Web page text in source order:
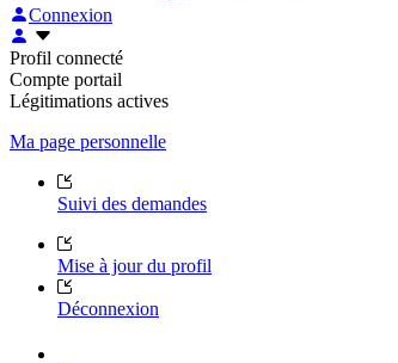
Connexion
Profil connecté
Compte portail
Légitimations actives
Ma page personnelle
Suivi des demandes
Mise à jour du profil
Déconnexion